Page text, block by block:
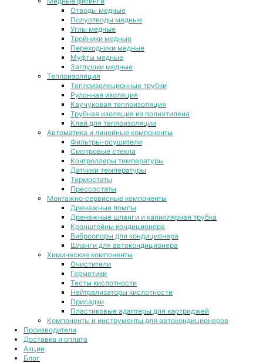
Отводы медные
Полуотводы медные
Углы медные
Тройники медные
Переходники медные
Муфты медные
Заглушки медные
Теплоизоляция
Теплоизоляционные трубки
Рулонная изоляция
Каучуковая теплоизоляция
Трубная изоляция из полиэтилена
Клей для теплоизоляции
Автоматика и линейные компоненты
Фильтры-осушители
Смотровые стекла
Контроллеры температуры
Датчики температуры
Термостаты
Прессостаты
Монтажно‑сервисные компоненты
Дренажные помпы
Дренажные шланги и капиллярная трубка
Кронштейны кондиционера
Виброопоры для кондиционера
Шланги для автокондиционера
Химические компоненты
Очистители
Герметики
Тесты кислотности
Нейтрализаторы кислотности
Присадки
Пластиковые адаптеры для картриджей
Компоненты и инструменты для автокондиционеров
Производители
Доставка и оплата
Акции
Блог